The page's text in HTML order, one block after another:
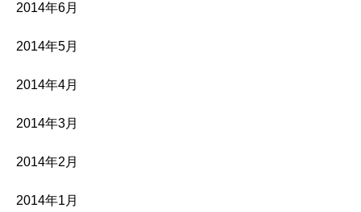
2014年6月
2014年5月
2014年4月
2014年3月
2014年2月
2014年1月